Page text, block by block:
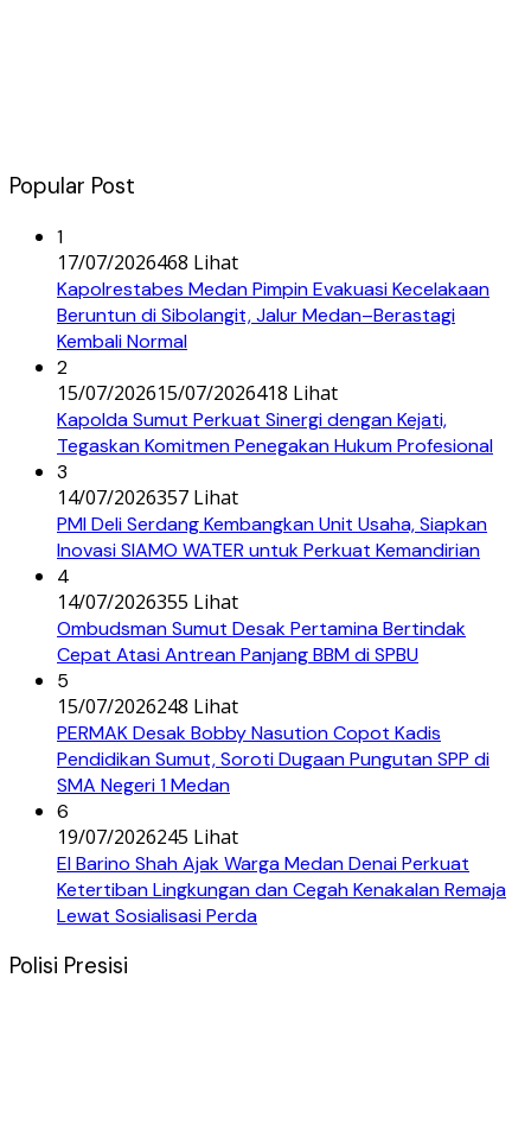
Popular Post
1
17/07/2026468 Lihat
Kapolrestabes Medan Pimpin Evakuasi Kecelakaan
Beruntun di Sibolangit, Jalur Medan–Berastagi
Kembali Normal
2
15/07/202615/07/2026418 Lihat
Kapolda Sumut Perkuat Sinergi dengan Kejati,
Tegaskan Komitmen Penegakan Hukum Profesional
3
14/07/2026357 Lihat
PMI Deli Serdang Kembangkan Unit Usaha, Siapkan
Inovasi SIAMO WATER untuk Perkuat Kemandirian
4
14/07/2026355 Lihat
Ombudsman Sumut Desak Pertamina Bertindak
Cepat Atasi Antrean Panjang BBM di SPBU
5
15/07/2026248 Lihat
PERMAK Desak Bobby Nasution Copot Kadis
Pendidikan Sumut, Soroti Dugaan Pungutan SPP di
SMA Negeri 1 Medan
6
19/07/2026245 Lihat
El Barino Shah Ajak Warga Medan Denai Perkuat
Ketertiban Lingkungan dan Cegah Kenakalan Remaja
Lewat Sosialisasi Perda
Polisi Presisi